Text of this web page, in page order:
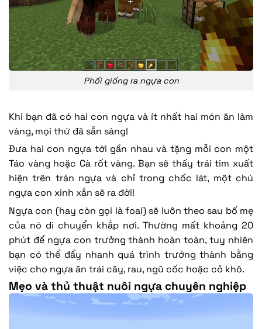
Phối giống ra ngựa con
Khi bạn đã có hai con ngựa và ít nhất hai món ăn làm
vàng, mọi thứ đã sẵn sàng!
Đưa hai con ngựa tới gần nhau và tặng mỗi con một
Táo vàng hoặc Cà rốt vàng. Bạn sẽ thấy trái tim xuất
hiện trên trán ngựa và chỉ trong chốc lát, một chú
ngựa con xinh xắn sẽ ra đời!
Ngựa con (hay còn gọi là foal) sẽ luôn theo sau bố mẹ
của nó di chuyển khắp nơi. Thường mất khoảng 20
phút để ngựa con trưởng thành hoàn toàn, tuy nhiên
bạn có thể đẩy nhanh quá trình trưởng thành bằng
việc cho ngựa ăn trái cây, rau, ngũ cốc hoặc cỏ khô.
Mẹo và thủ thuật nuôi ngựa chuyên nghiệp